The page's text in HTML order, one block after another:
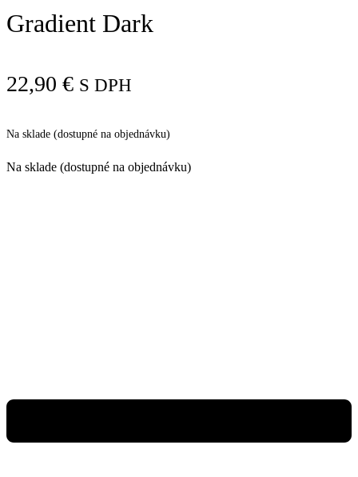
Gradient Dark
22,90 € S DPH
Na sklade (dostupné na objednávku)
Na sklade (dostupné na objednávku)